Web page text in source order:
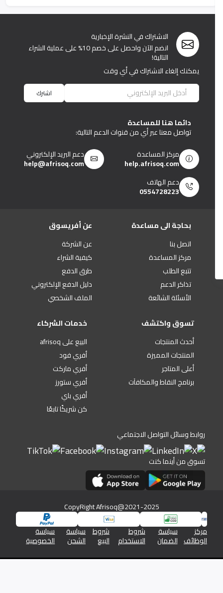
الاشتراك في النشرة الإخبارية
انضم الآن واحصل على خصم 10% على عملية الشراء
التالية!
يمكنك إلغاء الاشتراك في أي وقت
اشترك
دائما هنا للمساعدة
تواصل معنا عبر أي من قنوات الدعم التالية:
مركز المساعدة
help.afrisoq.com
دعم البريد الإلكتروني
help@afrisoq.com
دعم الهاتف
0554728223
بحاجة الى مساعدة
اتصل بنا
مركز المساعدة
تتبع الطلب
تذاكر الدعم
الأسئلة الشائعة
عن أفريسوق
عن الشركة
كيفية الشراء
طرق الدفع
دليل الدفع الإلكتروني
الملف الشخصي
تسوق واكتشف
أحدث المنتجات
المنتجات المميزة
أعلى المتاجر
برنامج النقاط والمكافآت
خدمات الشركاء
البيع على afrisoq
أفري فود
أفري ماركت
أفري ستورز
أفري باي
كن شريكًا تابعًا
روابط وسائل التواصل الاجتماعي
تسوق من أينما كنت
CopyRight Afrisoq@2021-2025
مركز
الوظائف
سياسة
الضمان
شروط
الاستخدام
شروط
البيع
سياسة
الشحن
سياسة
الخصوصية